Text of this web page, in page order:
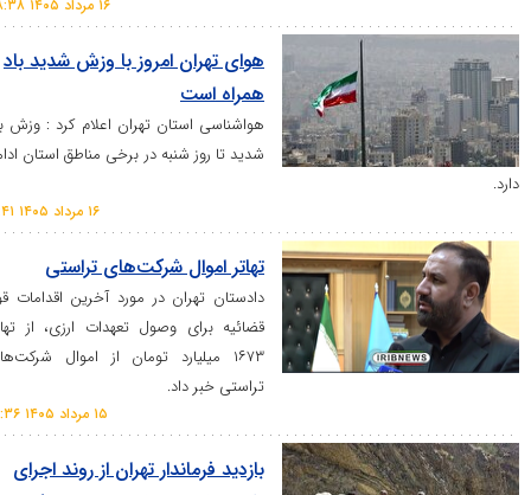
هوای تهران امروز با وزش شدید باد
همراه است
هواشناسی استان تهران اعلام کرد : وزش باد
شدید تا روز شنبه در برخی مناطق استان ادامه
تهاتر اموال شرکت‌های تراستی
دادستان تهران در مورد آخرین اقدامات قوه
قضائیه برای وصول تعهدات ارزی، از تهاتر
۱۶۷۳ میلیارد تومان از اموال شرکت‌های
بازدید فرماندار تهران از روند اجرای